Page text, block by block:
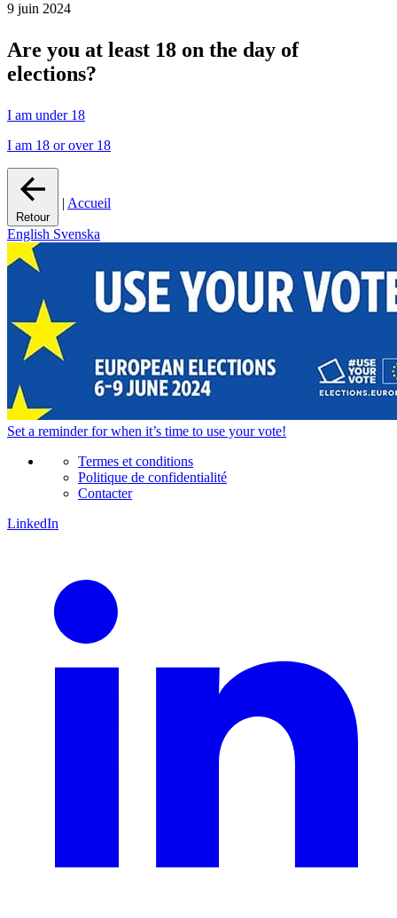
9 juin 2024
Are you at least 18 on the day of
elections?
I am under 18
I am 18 or over 18
Retour
| Accueil
English Svenska
Set a reminderfor when it’s time to use your vote!
Termes et conditions
Politique de confidentialité
Contacter
LinkedIn